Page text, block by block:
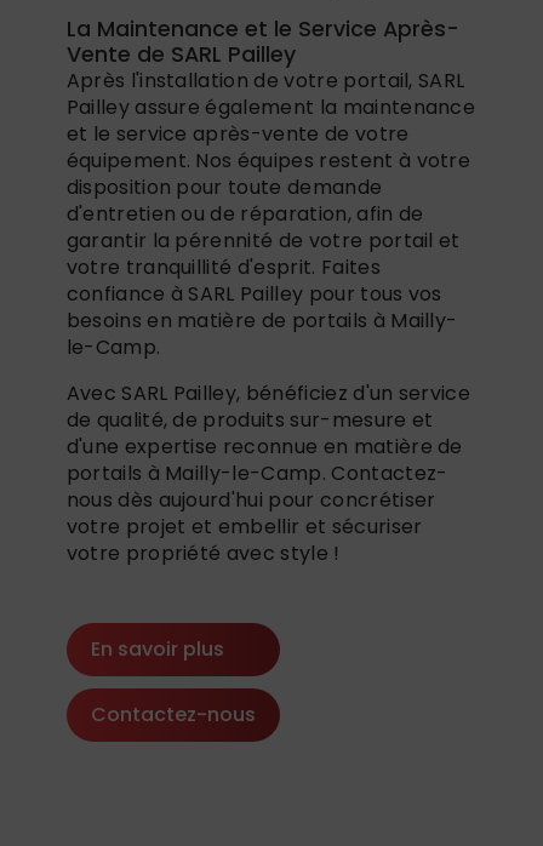
La Maintenance et le Service Après-
Vente de SARL Pailley
Après l'installation de votre portail, SARL
Pailley assure également la maintenance
et le service après-vente de votre
équipement. Nos équipes restent à votre
disposition pour toute demande
d'entretien ou de réparation, afin de
garantir la pérennité de votre portail et
votre tranquillité d'esprit. Faites
confiance à SARL Pailley pour tous vos
besoins en matière de portails à Mailly-
le-Camp.
Avec SARL Pailley, bénéficiez d'un service
de qualité, de produits sur-mesure et
d'une expertise reconnue en matière de
portails à Mailly-le-Camp. Contactez-
nous dès aujourd'hui pour concrétiser
votre projet et embellir et sécuriser
votre propriété avec style !
En savoir plus
Contactez-nous